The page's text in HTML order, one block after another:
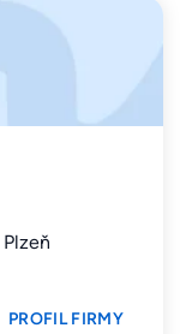
PROFIL FIRMY